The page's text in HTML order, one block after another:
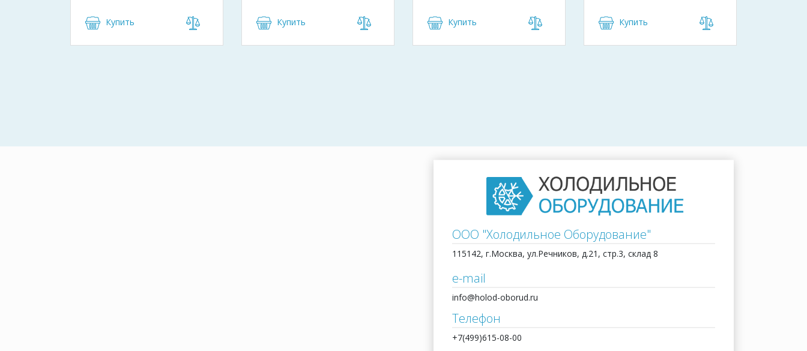
Купить Купить Купить Купить
ООО "Холодильное Оборудование"
115142, г.Москва, ул.Речников, д.21, стр.3, склад 8
e-mail
info@holod-oborud.ru
Телефон
+7(499)615-08-00